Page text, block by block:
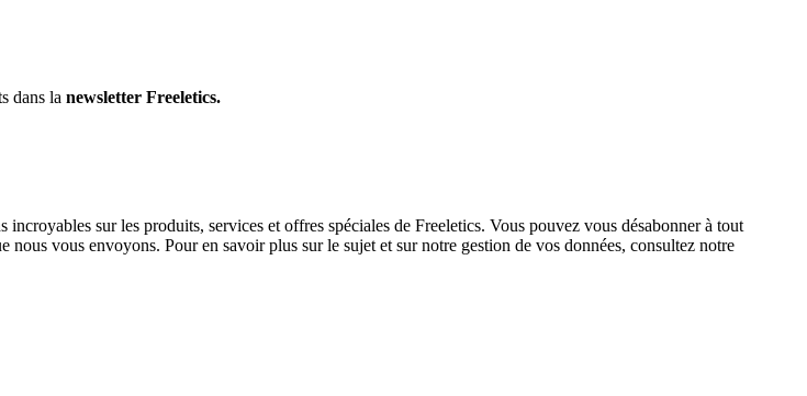
dans la newsletter Freeletics.
sur les produits, services et offres spéciales de Freeletics. Vous pouvez vous désabonner à tout
vous envoyons. Pour en savoir plus sur le sujet et sur notre gestion de vos données, consultez notre